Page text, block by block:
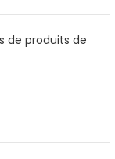
de produits de